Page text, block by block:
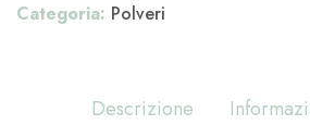
Categoria: Polveri
Descrizione